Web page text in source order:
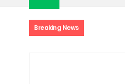
Breaking News